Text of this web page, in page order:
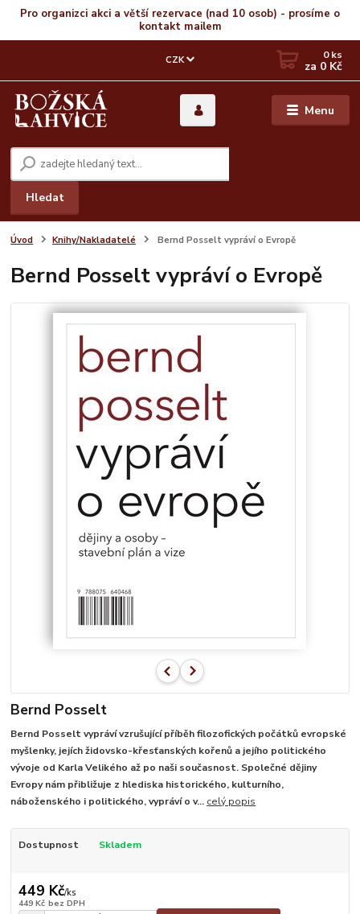
Pro organizci akci a větší rezervace (nad 10 osob) - prosíme o
kontakt mailem
Menu
CZK
Hledat
0ks
za 0 Kč
Úvod Knihy/Nakladatelé Bernd Posselt vypráví o Evropě
Bernd Posselt vypráví o Evropě
Bernd Posselt
Bernd Posselt vypráví vzrušující příběh filozofických počátků evropské
myšlenky, jejích židovsko-křesťanských kořenů a jejího politického
vývoje od Karla Velikého až po naši současnost. Společné dějiny
Evropy nám přibližuje z hlediska historického, kulturního,
náboženského i politického, vypráví o v... celý popis
Dostupnost Skladem
449 Kč/ks
449 Kč bez DPH